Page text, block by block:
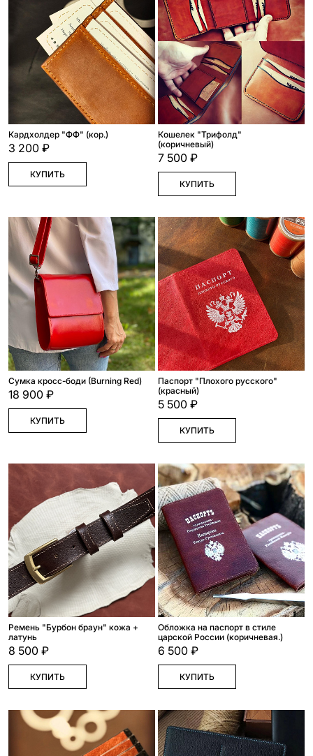
Кардхолдер "ФФ" (кор.)
3 200 ₽
КУПИТЬ
Кошелек "Трифолд"
(коричневый)
7 500 ₽
КУПИТЬ
Сумка кросс-боди (Burning Red)
18 900 ₽
КУПИТЬ
Паспорт "Плохого русского"
(красный)
5 500 ₽
КУПИТЬ
Ремень "Бурбон браун" кожа +
латунь
8 500 ₽
КУПИТЬ
Обложка на паспорт в стиле
царской России (коричневая.)
6 500 ₽
КУПИТЬ